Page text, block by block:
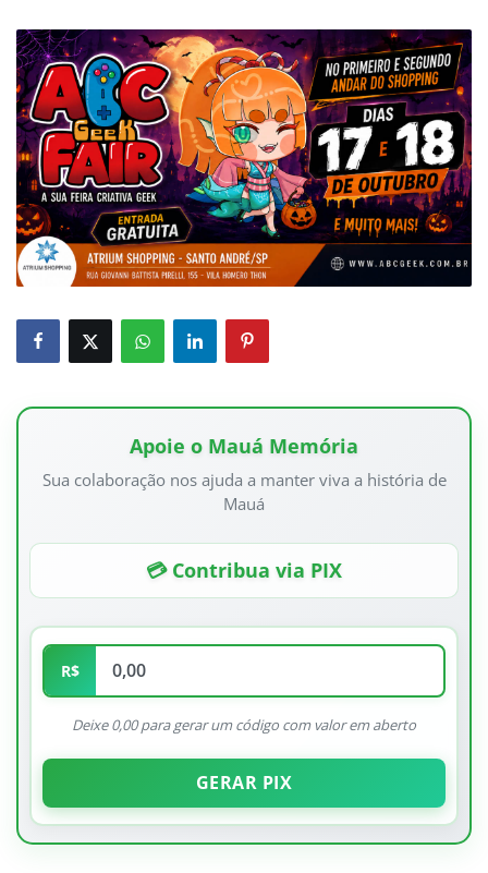
Apoie o Mauá Memória
Sua colaboração nos ajuda a manter viva a história de
Mauá
💳 Contribua via PIX
R$
Deixe 0,00 para gerar um código com valor em aberto
GERAR PIX